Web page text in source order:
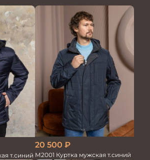
т.синий
20 500 ₽
М2001 Куртка мужская т.синий